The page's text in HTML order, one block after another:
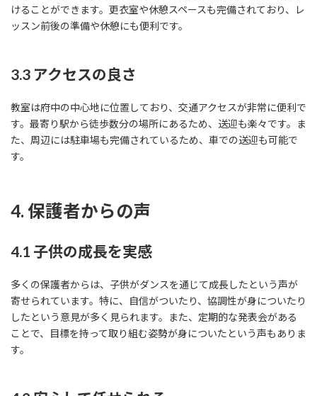
けることができます。更衣室や休憩スペースも完備されており、レ
ッスン前後の準備や休憩にも便利です。
3.3 アクセスの良さ
教室は府中の中心地に位置しており、交通アクセスが非常に便利で
す。最寄り駅から徒歩数分の場所にあるため、送迎も楽々です。ま
た、周辺には駐車場も完備されているため、車での送迎も可能で
す。
4. 保護者からの声
4.1 子供の成長を実感
多くの保護者からは、子供がダンスを通じて成長したという声が
寄せられています。特に、自信がついたり、協調性が身についたり
したという意見が多く見られます。また、定期的な発表会がある
ことで、目標を持って取り組む姿勢が身についたという声もありま
す。